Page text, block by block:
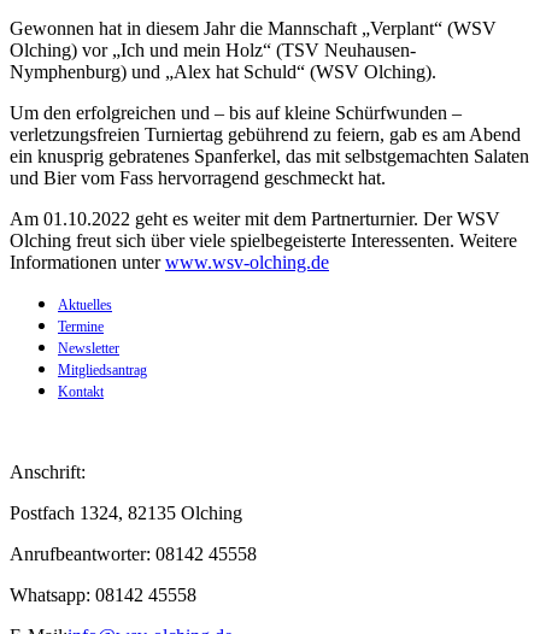
Gewonnen hat in diesem Jahr die Mannschaft „Verplant“ (WSV
Olching) vor „Ich und mein Holz“ (TSV Neuhausen-
Nymphenburg) und „Alex hat Schuld“ (WSV Olching).
Um den erfolgreichen und – bis auf kleine Schürfwunden –
verletzungsfreien Turniertag gebührend zu feiern, gab es am Abend
ein knusprig gebratenes Spanferkel, das mit selbstgemachten Salaten
und Bier vom Fass hervorragend geschmeckt hat.
Am 01.10.2022 geht es weiter mit dem Partnerturnier. Der WSV
Olching freut sich über viele spielbegeisterte Interessenten. Weitere
Informationen unterwww.wsv-olching.de
Aktuelles
Termine
Newsletter
Mitgliedsantrag
Kontakt
Anschrift:
Postfach 1324, 82135 Olching
Anrufbeantworter: 08142 45558
Whatsapp: 08142 45558